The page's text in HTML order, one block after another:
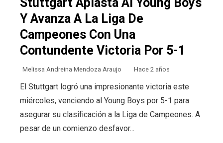
Y Avanza A La Liga De
Campeones Con Una
Contundente Victoria Por 5-1
Melissa Andreina Mendoza Araujo Hace 2 años
El Stuttgart logró una impresionante victoria este
miércoles, venciendo al Young Boys por 5-1 para
asegurar su clasificación a la Liga de Campeones. A
pesar de un comienzo desfavor...